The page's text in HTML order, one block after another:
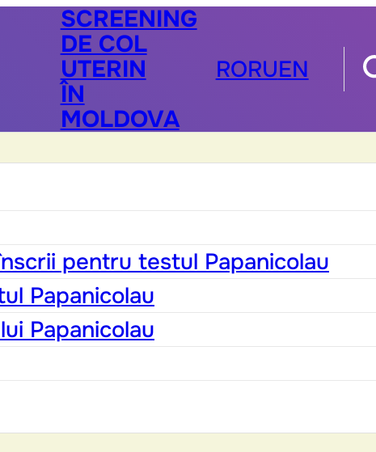
SCREENING
DE COL
UTERIN
ÎN
MOLDOVA
RORUEN
pentru testul Papanicolau
Papanicolau
Papanicolau